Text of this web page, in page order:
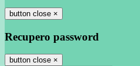
button close ×
Recupero password
button close ×